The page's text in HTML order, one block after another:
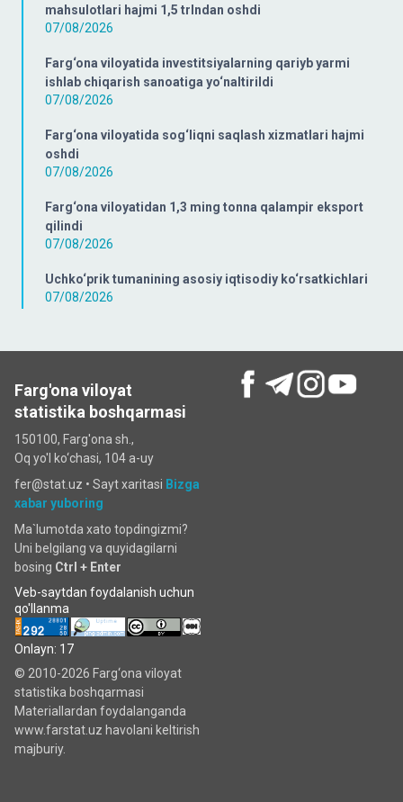
mahsulotlari hajmi 1,5 trlndan oshdi
07/08/2026
Farg‘ona viloyatida investitsiyalarning qariyb yarmi
ishlab chiqarish sanoatiga yo‘naltirildi
07/08/2026
Farg‘ona viloyatida sog‘liqni saqlash xizmatlari hajmi
oshdi
07/08/2026
Farg‘ona viloyatidan 1,3 ming tonna qalampir eksport
qilindi
07/08/2026
Uchko‘prik tumanining asosiy iqtisodiy ko‘rsatkichlari
07/08/2026
Farg'ona viloyat
statistika boshqarmasi
150100, Farg'ona sh.,
Oq yo'l ko‘chаsi, 104 a-uy
fer@stat.uz • Sayt xaritasi Bizga
xabar yuboring
Ma`lumotda xato topdingizmi?
Uni belgilang va quyidagilarni
bosing Ctrl + Enter
Veb-saytdan foydalanish uchun
qo'llanma
Onlayn: 17
© 2010-2026 Farg‘ona viloyat
statistika boshqarmasi
Materiallardan foydalanganda
www.farstat.uz havolani keltirish
majburiy.